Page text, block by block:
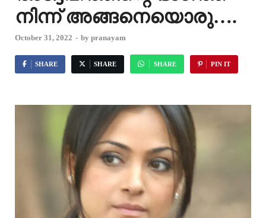
നിന്ന് അങ്ങനെയൊരു….
October 31, 2022 - by pranayam
SHARE SHARE SHARE PIN IT